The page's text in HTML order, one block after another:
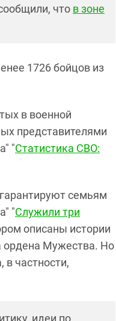
что в зоне
1726 бойцов из
в военной
представителями
"Статистика СВО:
семьям
"Служили три
описаны истории
ордена Мужества. Но
в частности,
идеи по